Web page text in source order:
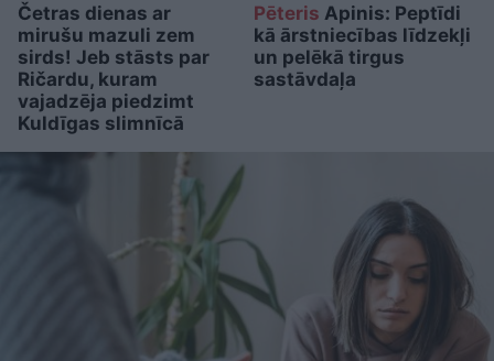
Četras dienas ar
mirušu mazuli zem
sirds! Jeb stāsts par
Ričardu, kuram
vajadzēja piedzimt
Kuldīgas slimnīcā
Pēteris Apinis: Peptīdi
kā ārstniecības līdzekļi
un pelēkā tirgus
sastāvdaļa